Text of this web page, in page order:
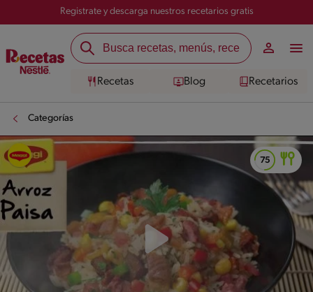
Registrate y descarga nuestros recetarios gratis
Recetas Blog Recetarios
Categorías